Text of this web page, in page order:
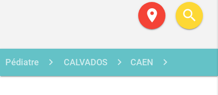
location_on search
Pédiatre CALVADOS CAEN